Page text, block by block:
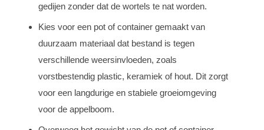
gedijen zonder dat de wortels te nat worden.
Kies voor een pot of container gemaakt van
duurzaam materiaal dat bestand is tegen
verschillende weersinvloeden, zoals
vorstbestendig plastic, keramiek of hout. Dit zorgt
voor een langdurige en stabiele groeiomgeving
voor de appelboom.